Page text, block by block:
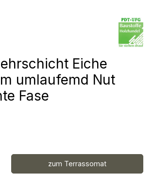
Eiche
umlaufemd Nut
Fase
zum Terrassomat